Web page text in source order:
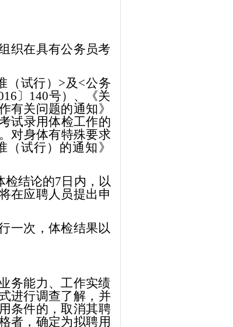
织在具有公务员考
（试行）>及<公务
〕140号）、《关
有关问题的通知》
试录用体检工作的
对身体有特殊要求
试行）的通知》
检结论的7日内，以
在应聘人员提出申
一次，体检结果以
务能力、工作实绩
进行调查了解，并
条件的，取消其聘
者，确定为拟聘用